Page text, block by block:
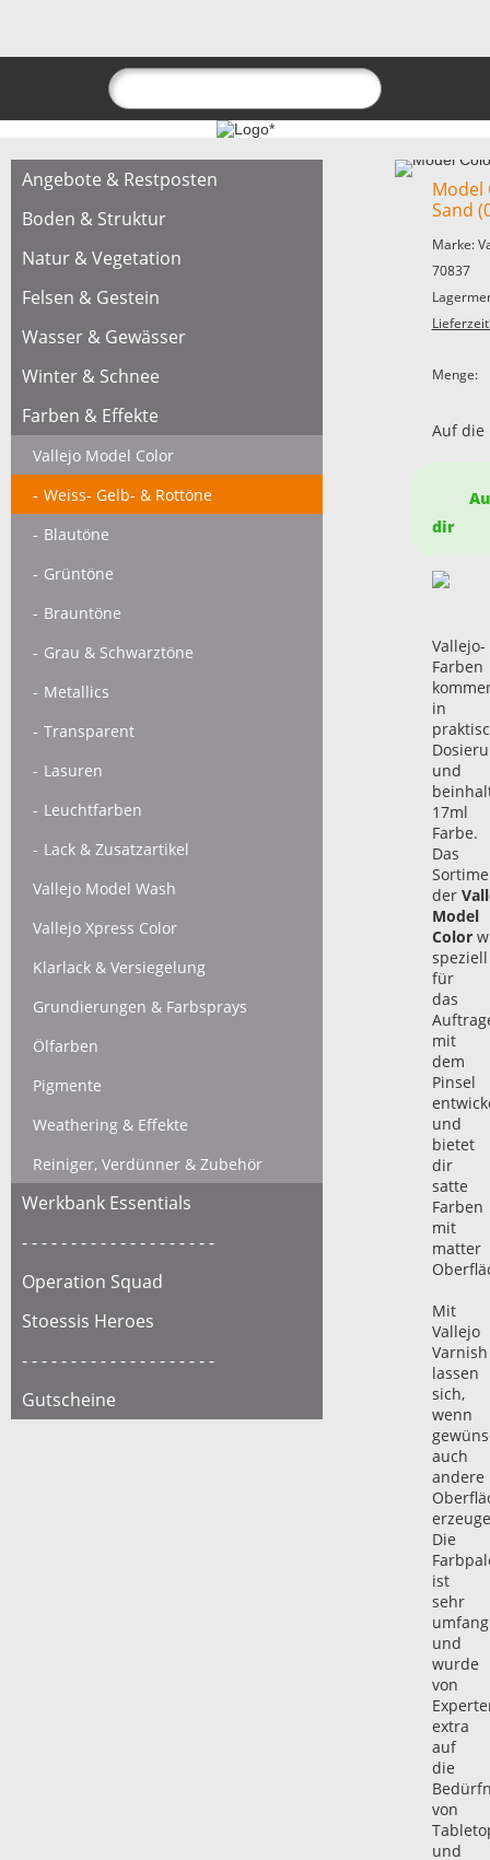
Angebote & Restposten
Boden & Struktur
Natur & Vegetation
Felsen & Gestein
Wasser & Gewässer
Winter & Schnee
Farben & Effekte
Vallejo Model Color
Weiss- Gelb- & Rottöne
Blautöne
Grüntöne
Brauntöne
Grau & Schwarztöne
Metallics
Transparent
Lasuren
Leuchtfarben
Lack & Zusatzartikel
Vallejo Model Wash
Vallejo Xpress Color
Klarlack & Versiegelung
Grundierungen & Farbsprays
Ölfarben
Pigmente
Weathering & Effekte
Reiniger, Verdünner & Zubehör
Werkbank Essentials
- - - - - - - - - - - - - - - - - - - -
Operation Squad
Stoessis Heroes
- - - - - - - - - - - - - - - - - - - -
Gutscheine
Model
Sand
Marke:
70837
Menge:
Auf die
dir
Vallejo-
Farben
in
und
17ml
Farbe.
Das
der
Model
Color
speziell
für
das
mit
dem
Pinsel
und
bietet
dir
satte
Farben
mit
matter
Mit
Vallejo
Varnish
lassen
sich,
wenn
auch
andere
Die
ist
sehr
und
wurde
von
extra
auf
die
von
und